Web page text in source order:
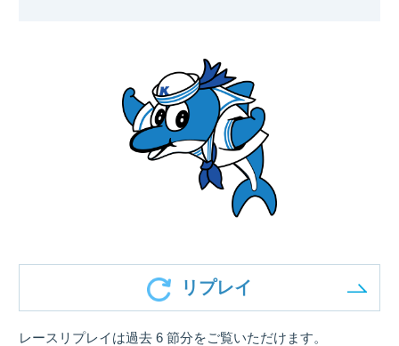
リプレイ
レースリプレイは過去 6 節分をご覧いただけます。